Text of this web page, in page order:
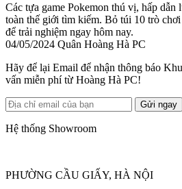
Các tựa game Pokemon thú vị, hấp
toàn thế giới tìm kiếm. Bỏ túi 10 trò
để trải nghiệm ngay hôm nay.
04/05/2024 Quân Hoàng Hà PC
Hãy để lại Email để nhận thông báo
vấn miễn phí từ Hoàng Hà PC!
Gửi ngay
Hệ thống Showroom
PHƯỜNG CẦU GIẤY, HÀ NỘI